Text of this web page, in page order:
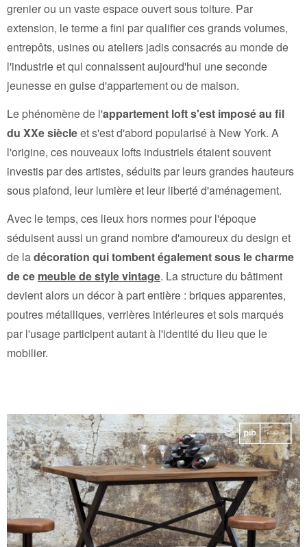
grenier ou un vaste espace ouvert sous toiture. Par
extension, le terme a fini par qualifier ces grands volumes,
entrepôts, usines ou ateliers jadis consacrés au monde de
l'industrie et qui connaissent aujourd'hui une seconde
jeunesse en guise d'appartement ou de maison.
Le phénomène de l'appartement loft s'est imposé au fil
du XXe siècleet s'est d'abord popularisé à New York. A
l'origine, ces nouveaux lofts industriels étaient souvent
investis par des artistes, séduits par leurs grandes hauteurs
sous plafond, leur lumière et leur liberté d'aménagement.
Avec le temps, ces lieux hors normes pour l'époque
séduisent aussi un grand nombre d'amoureux du design et
de ladécoration qui tombent également sous le charme
de ce meuble de style vintage. La structure du bâtiment
devient alors un décor à part entière : briques apparentes,
poutres métalliques, verrières intérieures et sols marqués
par l'usage participent autant à l'identité du lieu que le
mobilier.